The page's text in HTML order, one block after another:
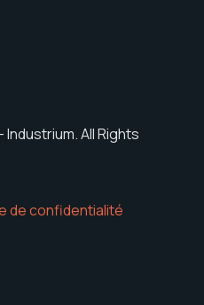
All Rights
de confidentialité